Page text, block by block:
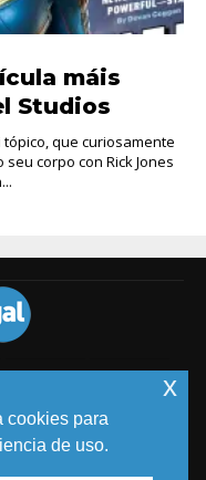
máis
Studios
que curiosamente
corpo con Rick Jones
COMICS
MEDIOS
cookies para
de uso.
x